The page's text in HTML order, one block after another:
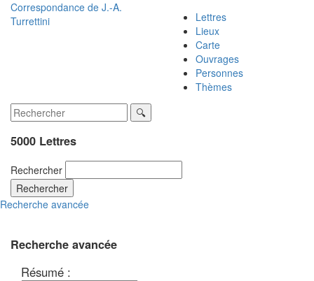
Correspondance de J.-A.
Turrettini
Lettres
Lieux
Carte
Ouvrages
Personnes
Thèmes
5000 Lettres
Rechercher
Rechercher
Recherche avancée
Recherche avancée
Résumé :